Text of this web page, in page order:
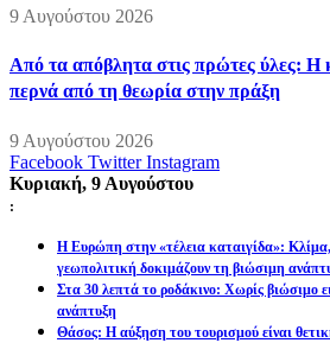
9 Αυγούστου 2026
Από τα απόβλητα στις πρώτες ύλες: Η
περνά από τη θεωρία στην πράξη
9 Αυγούστου 2026
Facebook Twitter Instagram
Κυριακή, 9 Αυγούστου
:
Η Ευρώπη στην «τέλεια καταιγίδα»: Κλίμα,
γεωπολιτική δοκιμάζουν τη βιώσιμη
Στα 30 λεπτά το ροδάκινο: Χωρίς βιώσιμο
ανάπτυξη
Θάσος: Η αύξηση του τουρισμού είναι